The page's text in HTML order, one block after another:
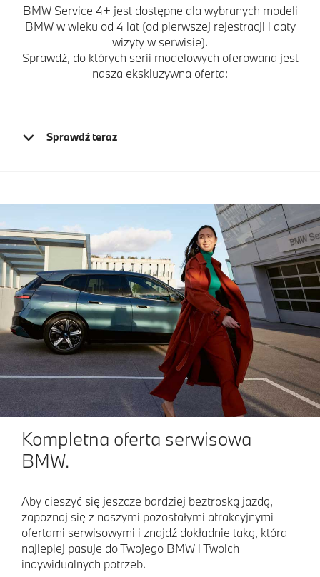
BMW Service 4+ jest dostępne dla wybranych modeli
BMW w wieku od 4 lat (od pierwszej rejestracji i daty
wizyty w serwisie).
Sprawdź, do których serii modelowych oferowana jest
nasza ekskluzywna oferta:
Sprawdź teraz
Kompletna oferta serwisowa
BMW.
Aby cieszyć się jeszcze bardziej beztroską jazdą,
zapoznaj się z naszymi pozostałymi atrakcyjnymi
ofertami serwisowymi i znajdź dokładnie taką, która
najlepiej pasuje do Twojego BMW i Twoich
indywidualnych potrzeb.